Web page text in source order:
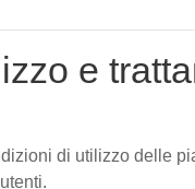
e
di utilizzo delle